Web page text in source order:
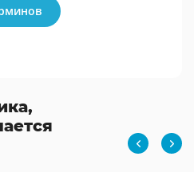
культуры